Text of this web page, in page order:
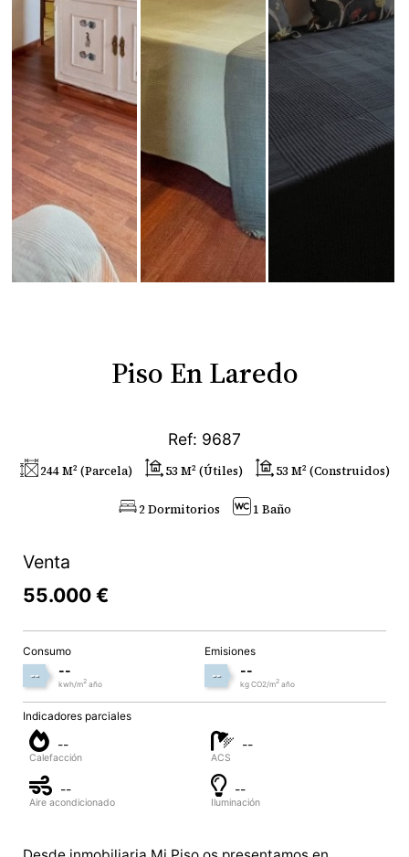
Piso En Laredo
Ref: 9687
244 M² (parcela) 53 M² (útiles) 53 M² (construidos)
2 Dormitorios 1 Baño
Venta
55.000 €
Consumo
-- --
kwh/m2año
Emisiones
-- --
kg CO2/m2año
Indicadores parciales
--
Calefacción
--
ACS
--
Aire acondicionado
--
Iluminación